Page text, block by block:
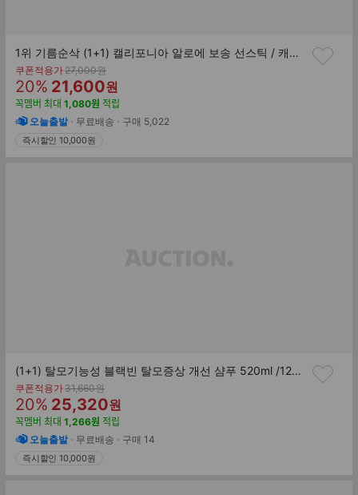
1위 기름순삭 (1+1) 캘리포니아 알로에 보송 선스틱 / 캐모마일 톤업 선크림 본품 증정 SPF50+PA++++
쿠폰적용가기
존
가
27,000원
할
인
률
20% 판
매
가
21,600원
꼭멤버 최대 1,080원 적립
오늘출발
무료배송 구매 5,022
즉시할인 10,000원
(1+1) 탈모기능성 블랙빈 탈모증상 개선 샴푸 520ml /126만명의 선택 1위 탈모샴푸
쿠폰적용가기
존
가
31,660원
할
인
률
20% 판
매
가
25,320원
꼭멤버 최대 1,266원 적립
오늘출발
무료배송 구매 14
즉시할인 10,000원